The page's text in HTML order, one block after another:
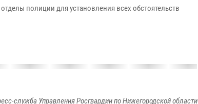
полиции для установления всех обстоятельств
служба Управления Росгвардии по Нижегородской области